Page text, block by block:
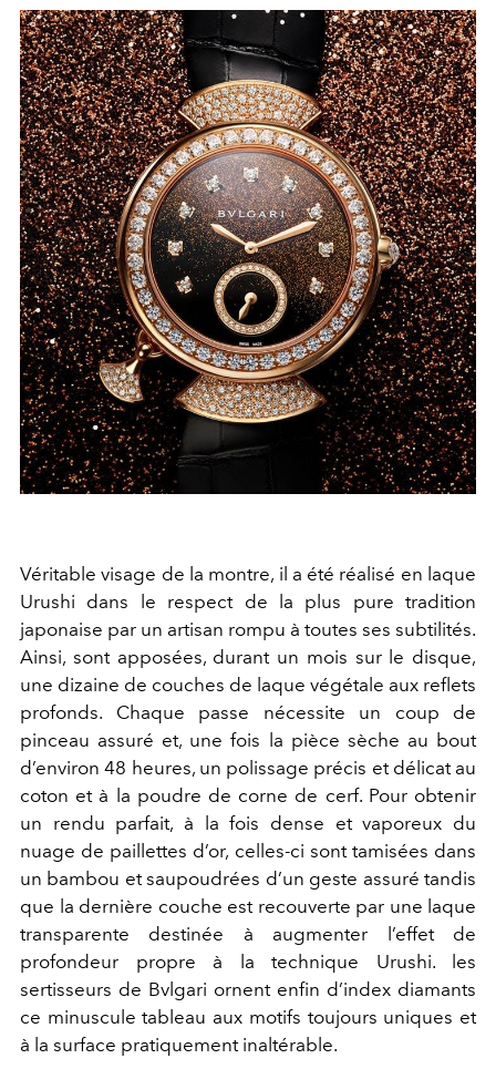
Véritable visage de la montre, il a été réalisé en laque
Urushi dans le respect de la plus pure tradition
japonaise par un artisan rompu à toutes ses subtilités.
Ainsi, sont apposées, durant un mois sur le disque,
une dizaine de couches de laque végétale aux reflets
profonds. Chaque passe nécessite un coup de
pinceau assuré et, une fois la pièce sèche au bout
d’environ 48 heures, un polissage précis et délicat au
coton et à la poudre de corne de cerf. Pour obtenir
un rendu parfait, à la fois dense et vaporeux du
nuage de paillettes d’or, celles-ci sont tamisées dans
un bambou et saupoudrées d’un geste assuré tandis
que la dernière couche est recouverte par une laque
transparente destinée à augmenter l’effet de
profondeur propre à la technique Urushi. les
sertisseurs de Bvlgari ornent enfin d’index diamants
ce minuscule tableau aux motifs toujours uniques et
à la surface pratiquement inaltérable.